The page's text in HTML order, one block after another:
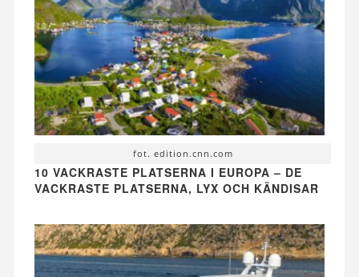
fot. edition.cnn.com
10 VACKRASTE PLATSERNA I EUROPA – DE
VACKRASTE PLATSERNA, LYX OCH KÄNDISAR